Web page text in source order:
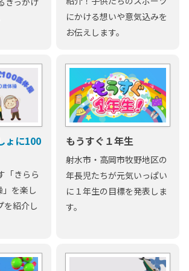
にかける想いや意気込みを
お伝えします。
ょに100
「きらら
を楽し
を紹介し
もうすぐ１年生
射水市・高岡市牧野地区の
年長児たちが元気いっぱい
に１年生の目標を発表しま
す。